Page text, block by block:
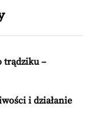
trądziku –
i działanie